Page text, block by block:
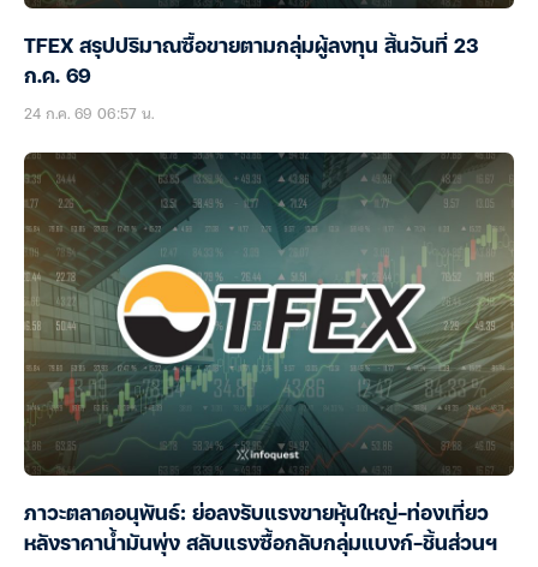
TFEX สรุปปริมาณซื้อขายตามกลุ่มผู้ลงทุน สิ้นวันที่ 23
ก.ค. 69
24 ก.ค. 69 06:57 น.
ภาวะตลาดอนุพันธ์: ย่อลงรับแรงขายหุ้นใหญ่-ท่องเที่ยว
หลังราคาน้ำมันพุ่ง สลับแรงซื้อกลับกลุ่มแบงก์-ชิ้นส่วนฯ